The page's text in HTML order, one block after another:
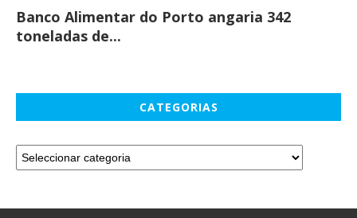
Banco Alimentar do Porto angaria 342
toneladas de...
CATEGORIAS